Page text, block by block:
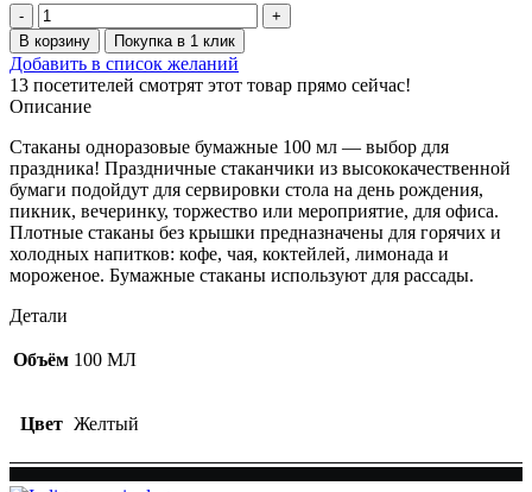
Количество
товара
Бумажный
стакан
однослойный
100
мл
(желтый)
В корзину Покупка в 1 клик
Добавить в список желаний
13 посетителей смотрят этот товар прямо сейчас!
Описание
Стаканы одноразовые бумажные 100 мл — выбор для
праздника! Праздничные стаканчики из высококачественной
бумаги подойдут для сервировки стола на день рождения,
пикник, вечеринку, торжество или мероприятие, для офиса.
Плотные стаканы без крышки предназначены для горячих и
холодных напитков: кофе, чая, коктейлей, лимонада и
мороженое. Бумажные стаканы используют для рассады.
Детали
Объём 100 МЛ
Цвет Желтый